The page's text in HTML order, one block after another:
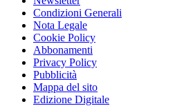
Condizioni Generali
Nota Legale
Cookie Policy
Abbonamenti
Privacy Policy
Pubblicità
Mappa del sito
Edizione Digitale